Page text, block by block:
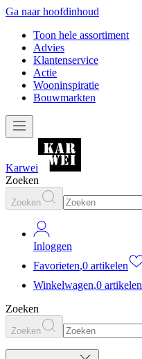
Ga naar hoofdinhoud
Toon hele assortiment
Advies
Klantenservice
Actie
Wooninspiratie
Bouwmarkten
Karwei
Zoeken
Zoeken
Inloggen
Favorieten,0 artikelen
Winkelwagen,0 artikelen
Zoeken
Zoeken